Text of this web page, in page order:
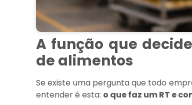
A função que
de alimentos
Se existe uma pergunta que todo
entender é esta: o que faz um RT e